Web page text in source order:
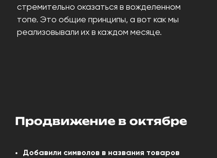
стремительно оказаться в вожделенном
топе. Это общие принципы, а вот как мы
реализовывали их в каждом месяце.
Продвижение в октябре
Добавили символов в названия товаров